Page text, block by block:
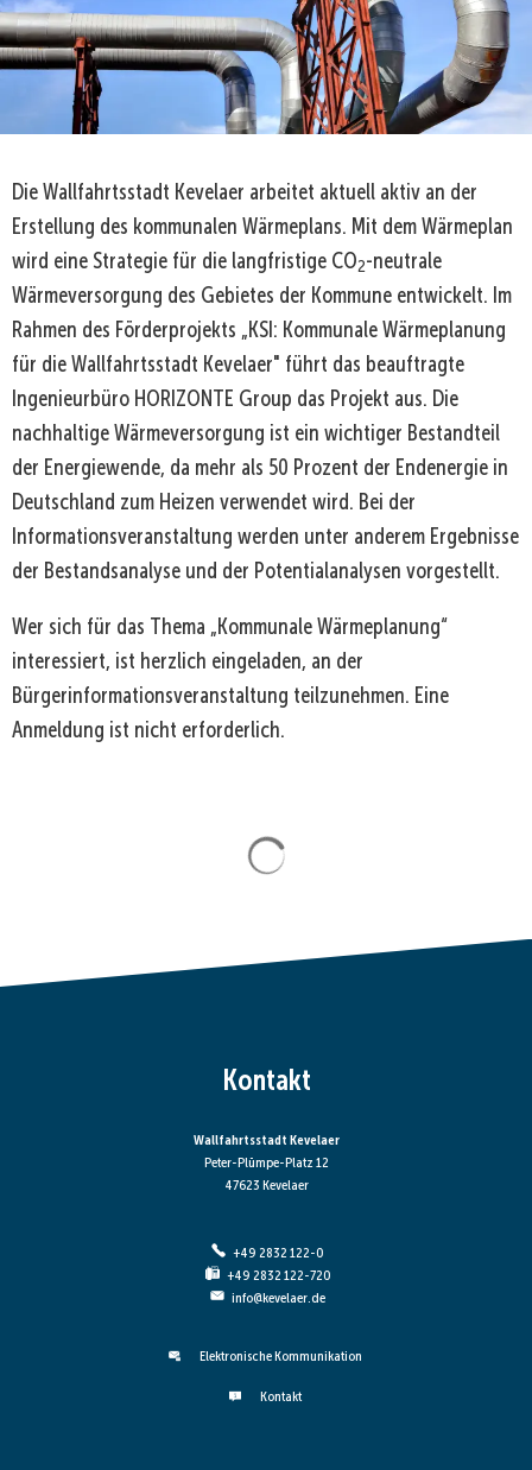
Die Wallfahrtsstadt Kevelaer arbeitet aktuell aktiv an der
Erstellung des kommunalen Wärmeplans. Mit dem Wärmeplan
wird eine Strategie für die langfristige CO2-neutrale
Wärmeversorgung des Gebietes der Kommune entwickelt. Im
Rahmen des Förderprojekts „KSI: Kommunale Wärmeplanung
für die Wallfahrtsstadt Kevelaer" führt das beauftragte
Ingenieurbüro HORIZONTE Group das Projekt aus. Die
nachhaltige Wärmeversorgung ist ein wichtiger Bestandteil
der Energiewende, da mehr als 50 Prozent der Endenergie in
Deutschland zum Heizen verwendet wird. Bei der
Informationsveranstaltung werden unter anderem Ergebnisse
der Bestandsanalyse und der Potentialanalysen vorgestellt.
Wer sich für das Thema „Kommunale Wärmeplanung“
interessiert, ist herzlich eingeladen, an der
Bürgerinformationsveranstaltung teilzunehmen. Eine
Anmeldung ist nicht erforderlich.
Kontakt
Wallfahrtsstadt Kevelaer
Peter-Plümpe-Platz 12
47623 Kevelaer
+49 2832 122-0
+49 2832 122-720
info@kevelaer.de
Elektronische Kommunikation
Kontakt